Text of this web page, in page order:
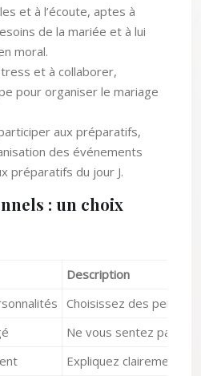
et à l’écoute, aptes à
de la mariée et à lui
moral.
et à collaborer,
pour organiser le mariage
aux préparatifs,
des événements
préparatifs du jour J.
: un choix
Description
Choisissez des
Ne vous sentez pas
Expliquez clairement